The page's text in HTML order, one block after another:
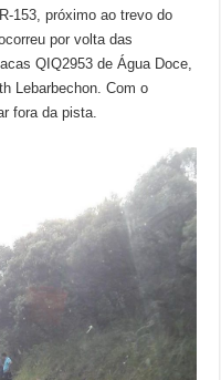
153, próximo ao trevo do
por volta das
QIQ2953 de Água Doce,
Lebarbechon. Com o
fora da pista.